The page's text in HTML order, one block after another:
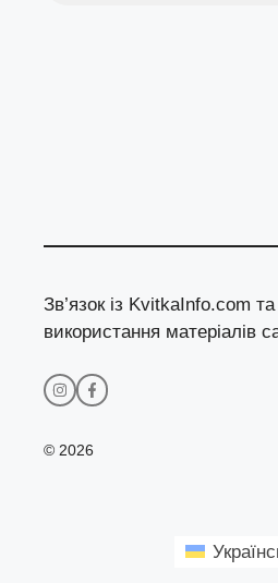
Зв’язок із KvitkaInfo.com
використання матеріалів
© 2026